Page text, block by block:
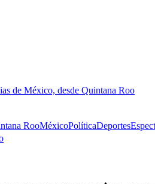
de México, desde Quintana Roo
RooMéxicoPolíticaDeportes